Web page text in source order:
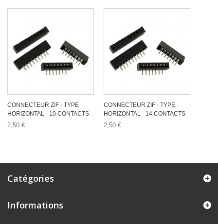
CONNECTEUR ZIF - TYPE
HORIZONTAL - 10 CONTACTS
2,50 €
CONNECTEUR ZIF - TYPE
HORIZONTAL - 14 CONTACTS
2,50 €
Catégories
Informations